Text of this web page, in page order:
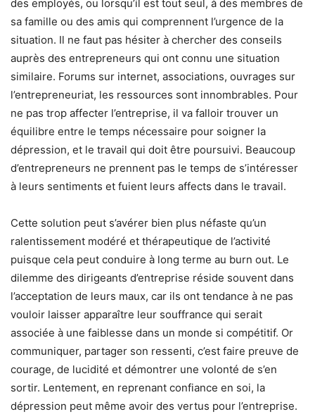
des employés, ou lorsqu’il est tout seul, à des membres de
sa famille ou des amis qui comprennent l’urgence de la
situation. Il ne faut pas hésiter à chercher des conseils
auprès des entrepreneurs qui ont connu une situation
similaire. Forums sur internet, associations, ouvrages sur
l’entrepreneuriat, les ressources sont innombrables. Pour
ne pas trop affecter l’entreprise, il va falloir trouver un
équilibre entre le temps nécessaire pour soigner la
dépression, et le travail qui doit être poursuivi. Beaucoup
d’entrepreneurs ne prennent pas le temps de s’intéresser
à leurs sentiments et fuient leurs affects dans le travail.
Cette solution peut s’avérer bien plus néfaste qu’un
ralentissement modéré et thérapeutique de l’activité
puisque cela peut conduire à long terme au burn out. Le
dilemme des dirigeants d’entreprise réside souvent dans
l’acceptation de leurs maux, car ils ont tendance à ne pas
vouloir laisser apparaître leur souffrance qui serait
associée à une faiblesse dans un monde si compétitif. Or
communiquer, partager son ressenti, c’est faire preuve de
courage, de lucidité et démontrer une volonté de s’en
sortir. Lentement, en reprenant confiance en soi, la
dépression peut même avoir des vertus pour l’entreprise.